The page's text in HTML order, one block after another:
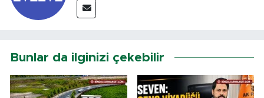
Bunlar da ilginizi çekebilir